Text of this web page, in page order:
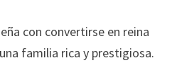
con convertirse en reina
familia rica y prestigiosa.